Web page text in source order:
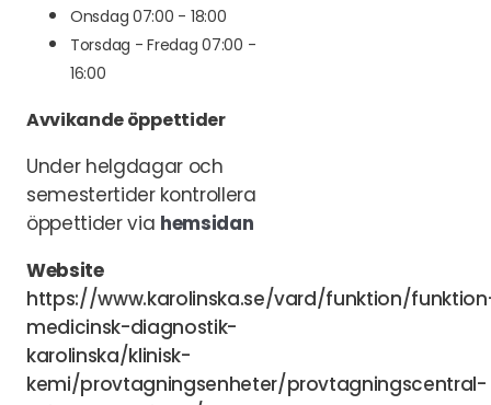
Onsdag 07:00 - 18:00
Torsdag - Fredag 07:00 -
16:00
Avvikande öppettider
Under helgdagar och
semestertider kontrollera
öppettider via hemsidan
Website
https://www.karolinska.se/vard/funktion/
medicinsk-diagnostik-
karolinska/klinisk-
kemi/provtagningsenheter/provtagningscentral-